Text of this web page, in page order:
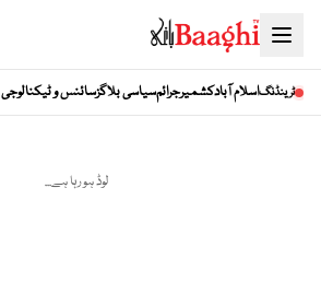
ٹرینڈنگاسلام آبادکشمیرجرائمسیاسی بلاگزسائنس و ٹیکنالوجی
لوڈ ہو رہا ہے...